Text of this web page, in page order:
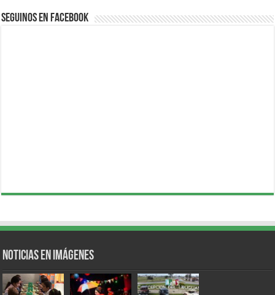
Seguinos en Facebook
Noticias en Imágenes